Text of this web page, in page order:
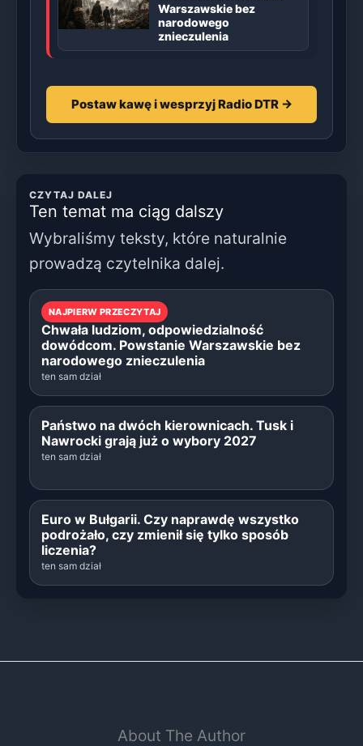
Warszawskie bez
narodowego
znieczulenia
Postaw kawę i wesprzyj Radio DTR →
CZYTAJ DALEJ
Ten temat ma ciąg dalszy
Wybraliśmy teksty, które naturalnie
prowadzą czytelnika dalej.
NAJPIERW PRZECZYTAJ
Chwała ludziom, odpowiedzialność
dowódcom. Powstanie Warszawskie bez
narodowego znieczulenia
ten sam dział
Państwo na dwóch kierownicach. Tusk i
Nawrocki grają już o wybory 2027
ten sam dział
Euro w Bułgarii. Czy naprawdę wszystko
podrożało, czy zmienił się tylko sposób
liczenia?
ten sam dział
About The Author